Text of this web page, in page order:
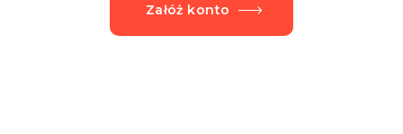
Załóż konto